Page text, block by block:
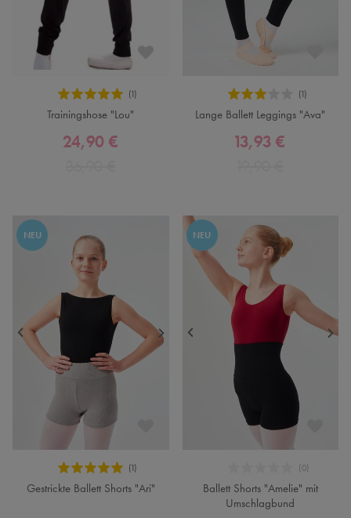
Trainingshose "Lou"
24,90 €
Lange Ballett Leggings "Ava"
13,93 €
NEU
Gestrickte Ballett Shorts "Ari"
NEU
Ballett Shorts "Amelie" mit
Umschlagbund